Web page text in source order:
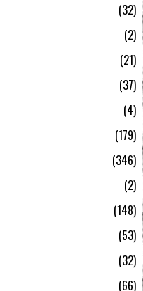
32
2
21
37
4
179
346
2
148
53
32
66